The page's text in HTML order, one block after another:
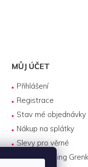
MŮJ ÚČET
Přihlášení
Registrace
Stav mé objednávky
Nákup na splátky
Slevy pro věrné
Byznys leasing